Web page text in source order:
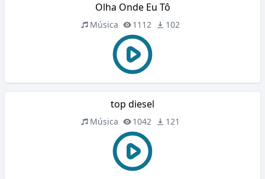
Olha Onde Eu Tô
Música 1112 102
top diesel
Música 1042 121